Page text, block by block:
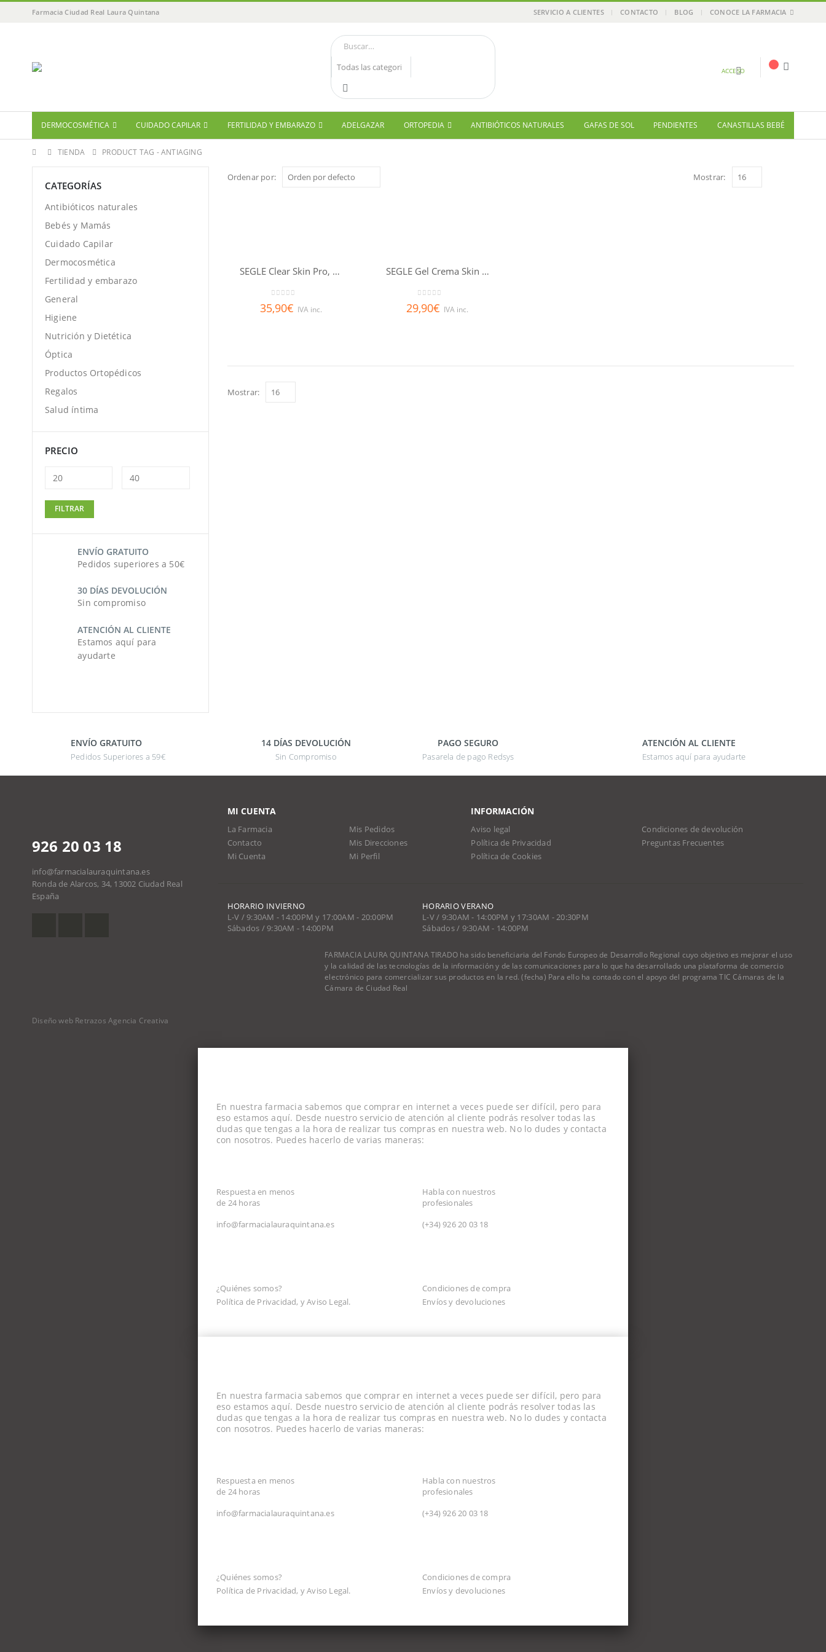
Farmacia Ciudad Real Laura Quintana SERVICIO A CLIENTES CONTACTO BLOG CONOCE LA FARMACIA
ACCESO
DERMOCOSMÉTICA CUIDADO CAPILAR FERTILIDAD Y EMBARAZO ADELGAZAR ORTOPEDIA ANTIBIÓTICOS NATURALES GAFAS DE SOL PENDIENTES CANASTILLAS BEBÉ
TIENDA PRODUCT TAG -ANTIAGING
Ordenar por: Mostrar:
SEGLE Clear Skin Pro, 60 cápsulas
0 out of 5
35,90€ IVA inc.
SEGLE Gel Crema Skin Factor Barrier
0 out of 5
29,90€ IVA inc.
Mostrar:
CATEGORÍAS
Antibióticos naturales
Bebés y Mamás
Cuidado Capilar
Dermocosmética
Fertilidad y embarazo
General
Higiene
Nutrición y Dietética
Óptica
Productos Ortopédicos
Regalos
Salud íntima
PRECIO
mínimo
máximo
FILTRAR
ENVÍO GRATUITO
Pedidos superiores a 50€
30 DÍAS DEVOLUCIÓN
Sin compromiso
ATENCIÓN AL CLIENTE
Estamos aquí para
ayudarte
ENVÍO GRATUITO
Pedidos Superiores a 59€
14 DÍAS DEVOLUCIÓN
Sin Compromiso
PAGO SEGURO
Pasarela de pago Redsys
ATENCIÓN AL CLIENTE
Estamos aquí para ayudarte
926 20 03 18
info@farmacialauraquintana.es
Ronda de Alarcos, 34, 13002 Ciudad Real
España
MI CUENTA
La Farmacia
Contacto
Mi Cuenta
Mis Pedidos
Mis Direcciones
Mi Perfil
INFORMACIÓN
Aviso legal
Política de Privacidad
Política de Cookies
Condiciones de devolución
Preguntas Frecuentes
HORARIO INVIERNO
L-V / 9:30AM - 14:00PM y 17:00AM - 20:00PM
Sábados / 9:30AM - 14:00PM
HORARIO VERANO
L-V / 9:30AM - 14:00PM y 17:30AM - 20:30PM
Sábados / 9:30AM - 14:00PM
FARMACIA LAURA QUINTANA TIRADO ha sido beneficiaria del Fondo Europeo de Desarrollo Regional cuyo objetivo es mejorar el uso
y la calidad de las tecnologías de la información y de las comunicaciones para lo que ha desarrollado una plataforma de comercio
electrónico para comercializar sus productos en la red. (fecha) Para ello ha contado con el apoyo del programa TIC Cámaras de la
Cámara de Ciudad Real
Diseño web Retrazos Agencia Creativa
En nuestra farmacia sabemos que comprar en internet a veces puede ser difícil, pero para
eso estamos aquí. Desde nuestro servicio de atención al cliente podrás resolver todas las
dudas que tengas a la hora de realizar tus compras en nuestra web. No lo dudes y contacta
con nosotros. Puedes hacerlo de varias maneras:
Respuesta en menos
de 24 horas
info@farmacialauraquintana.es
Habla con nuestros
profesionales
(+34)926 20 03 18
¿Quiénes somos?
Política de Privacidad, y Aviso Legal.
Condiciones de compra
Envíos y devoluciones
En nuestra farmacia sabemos que comprar en internet a veces puede ser difícil, pero para
eso estamos aquí. Desde nuestro servicio de atención al cliente podrás resolver todas las
dudas que tengas a la hora de realizar tus compras en nuestra web. No lo dudes y contacta
con nosotros. Puedes hacerlo de varias maneras:
Respuesta en menos
de 24 horas
info@farmacialauraquintana.es
Habla con nuestros
profesionales
(+34)926 20 03 18
¿Quiénes somos?
Política de Privacidad, y Aviso Legal.
Condiciones de compra
Envíos y devoluciones